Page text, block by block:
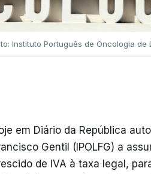
Instituto Português de Oncologia de
em Diário da República
Gentil (IPOLFG) a
de IVA à taxa legal,